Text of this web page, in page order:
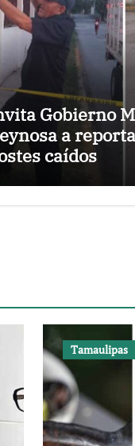
Gobierno
a
caídos
Tamaulipas